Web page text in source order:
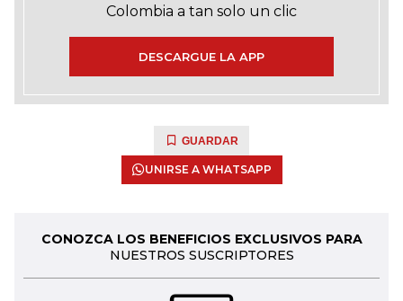
Colombia a tan solo un clic
DESCARGUE LA APP
GUARDAR
UNIRSE A WHATSAPP
CONOZCA LOS BENEFICIOS EXCLUSIVOS PARA
NUESTROS SUSCRIPTORES